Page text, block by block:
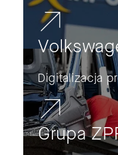
Digitalizacja
Grupa